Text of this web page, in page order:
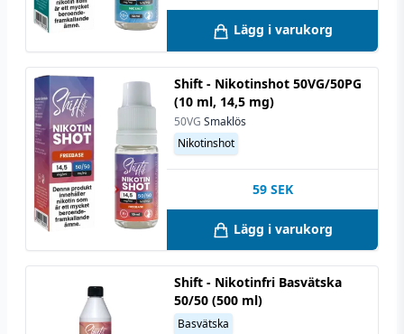
Lägg i varukorg
Shift - Nikotinshot 50VG/50PG
(10 ml, 14,5 mg)
50VG Smaklös
Nikotinshot
59 SEK
Lägg i varukorg
Shift - Nikotinfri Basvätska
50/50 (500 ml)
Basvätska